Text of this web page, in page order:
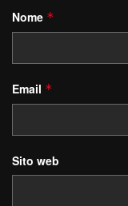
Nome *
Email *
Sito web